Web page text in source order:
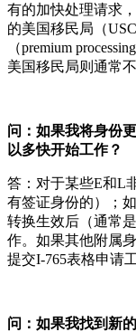
有的加快处理请求
的美国移民局（
（premium
美国移民局则通常
问：如果我将身份
以多快开始工作？
答：对于某些E和L
有签证身份的）；
转换生效后（通常
作。如果其他附属
提交I-765表格申请
问：如果我找到新